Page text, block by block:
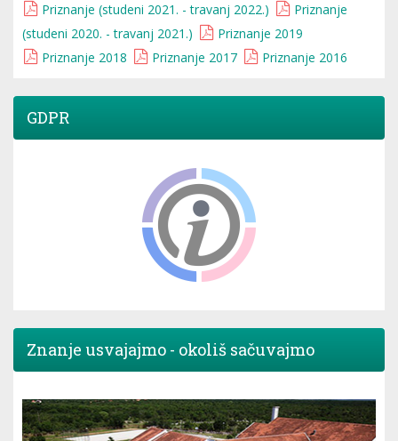
Priznanje (studeni 2021. - travanj 2022.)
Priznanje
(studeni 2020. - travanj 2021.)
Priznanje 2019
Priznanje 2018
Priznanje 2017 Priznanje 2016
GDPR
Znanje usvajajmo - okoliš sačuvajmo